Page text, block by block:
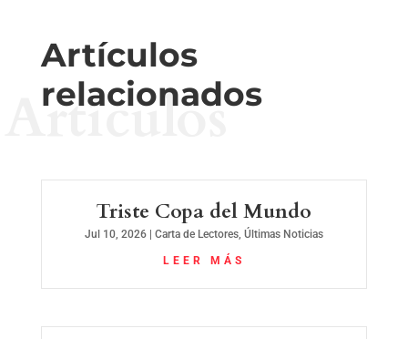
Artículos
relacionados
Artículos
Triste Copa del Mundo
Jul 10, 2026| Carta de Lectores, Últimas Noticias
LEER MÁS